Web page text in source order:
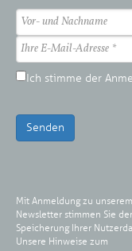
Ich stimme der
Senden
Mit Anmeldung zu unserem
Newsletter stimmen Sie der
Speicherung Ihrer
Unsere Hinweise zum